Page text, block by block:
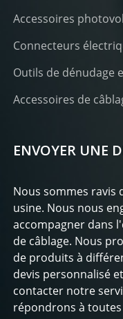
Accessoires
Connecteurs
Outils de dénudage
Accessoires de
ENVOYER UNE
Nous sommes ravis
usine. Nous nous
accompagner dans
de câblage. Nous
de produits à
devis personnalisé
contacter notre
répondrons à